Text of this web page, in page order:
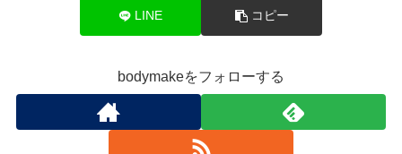
LINE コピー
bodymakeをフォローする